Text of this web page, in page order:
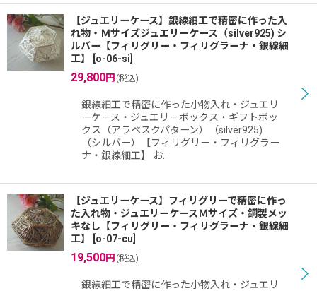
【ジュエリーケース】銀線細工で精密に作った入
れ物・Ｍサイズジュエリーケース（silver925) シ
ルバー【フィリグリー・フィリグラーナ・銀線細
工】
o-06-si
29,800円 (税込)
銀線細工で精密に作った小物入れ・ジュエリ
ーケース・ジュエリーボックス・ギフトボッ
クス（アラベスクパターン）（silver925)
（シルバー）【フィリグリー・フィリグラー
ナ・銀線細工】 お…
【ジュエリーケース】フィリグリーで精密に作っ
た入れ物・ジュエリーケースＭサイズ・銅製メッ
キなし【フィリグリー・フィリグラーナ・銀線細
工】
o-07-cu
19,500円 (税込)
銀線細工で精密に作った小物入れ・ジュエリ